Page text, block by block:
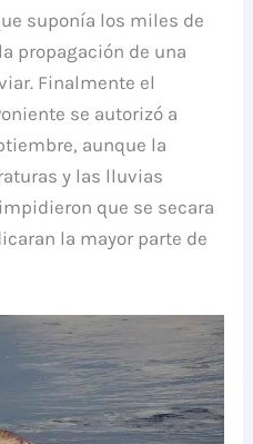
suponía los miles de
propagación de una
Finalmente el
se autorizó a
aunque la
y las lluvias
que se secara
la mayor parte de